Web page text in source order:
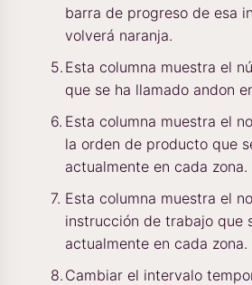
barra de progreso de esa
volverá naranja.
Esta columna muestra el
que se ha llamado andon
Esta columna muestra el
la orden de producto que
actualmente en cada zona.
Esta columna muestra el
instrucción de trabajo que
actualmente en cada zona.
Cambiar el intervalo